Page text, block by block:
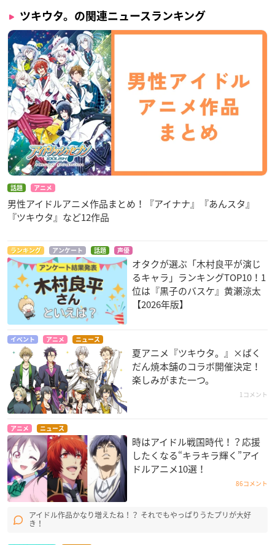
ツキウタ。の関連ニュースランキング
話題 アニメ
男性アイドルアニメ作品まとめ！『アイナナ』『あんスタ』
『ツキウタ』など12作品
ランキング アンケート 話題 声優
オタクが選ぶ「木村良平が演じ
るキャラ」ランキングTOP10！1
位は『黒子のバスケ』黄瀬涼太
【2026年版】
イベント アニメ ニュース
夏アニメ『ツキウタ。』×ばく
だん焼本舗のコラボ開催決定！
楽しみがまた一つ。
1コメント
アニメ ニュース
時はアイドル戦国時代！？応援
したくなる“キラキラ輝く”アイ
ドルアニメ10選！
86コメント
アイドル作品かなり増えたね！？ それでもやっぱりうたプリが大好
き！